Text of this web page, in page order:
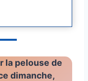
la pelouse de
dimanche,